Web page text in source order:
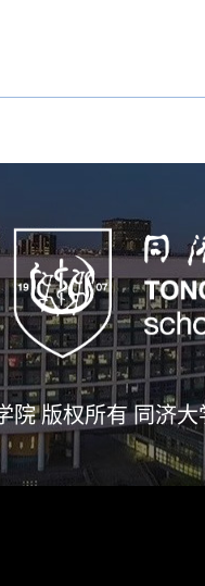
院 版权所有 同济